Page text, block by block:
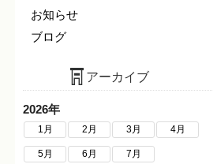
お知らせ
ブログ
アーカイブ
2026年
1月 2月 3月 4月
5月 6月 7月